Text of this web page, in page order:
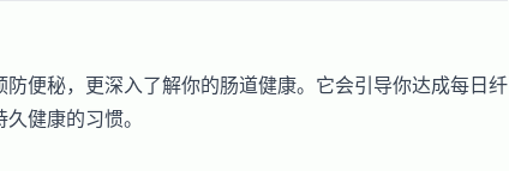
便秘，更深入了解你的肠道健康。它会引导你达成每日纤
健康的习惯。